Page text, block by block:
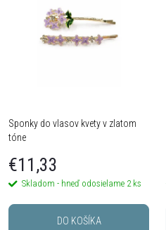
Sponky do vlasov kvety v zlatom
tóne
€11,33
Skladom - hneď odosielame 2 ks
DO KOŠÍKA